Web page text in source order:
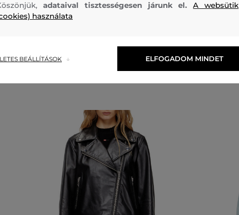
Ajánlott termékek
adataival tisztességesen járunk el.A websütik
használata
BEÁLLÍTÁSOK ELFOGADOM MINDET